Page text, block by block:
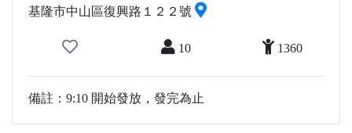
基隆市中山區復興路１２２號
10 1360
備註：9:10 開始發放，發完為止